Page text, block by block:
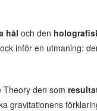
hål och den
inför en utmaning:
den som
gravitationens